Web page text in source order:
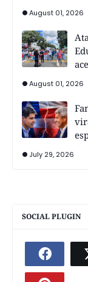
August 01, 2026
August 01, 2026
July 29, 2026
SOCIAL PLUGIN